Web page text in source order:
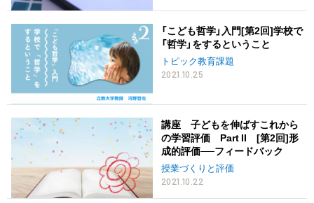
「こども哲学」入門[第2回]学校で
「哲学」をするということ
トピック教育課題
2021.10.25
講座 子どもを伸ばすこれから
の学習評価 Part II [第2回]形
成的評価──フィードバック
授業づくりと評価
2021.10.22